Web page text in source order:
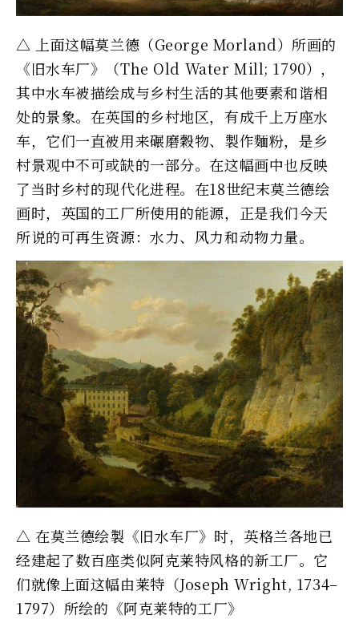
△ 上面这幅莫兰德（George Morland）所画的
《旧水车厂》（The Old Water Mill; 1790），
其中水车被描绘成与乡村生活的其他要素和谐相
处的景象。在英国的乡村地区，有成千上万座水
车，它们一直被用来碾磨穀物、製作麵粉，是乡
村景观中不可或缺的一部分。在这幅画中也反映
了当时乡村的现代化进程。在18世纪末莫兰德绘
画时，英国的工厂所使用的能源，正是我们今天
所说的可再生资源：水力、风力和动物力量。
△ 在莫兰德绘製《旧水车厂》时，英格兰各地已
经建起了数百座类似阿克莱特风格的新工厂。它
们就像上面这幅由莱特（Joseph Wright, 1734–
1797）所绘的《阿克莱特的工厂》